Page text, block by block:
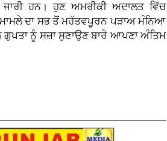
ਹਨ। ਹੁਣ ਅਮਰੀਕੀ ਅਦਾਲਤ ਵਿੱਚ
ਦਾ ਸਭ ਤੋਂ ਮਹੱਤਵਪੂਰਨ ਪੜਾਅ ਮੰਨਿਆ
ਗੁਪਤਾ ਨੂੰ ਸਜ਼ਾ ਸੁਣਾਉਣ ਬਾਰੇ ਆਪਣਾ ਅੰਤਿਮ